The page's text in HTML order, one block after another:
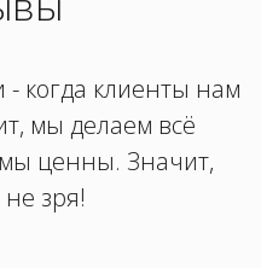
когда клиенты нам
мы делаем всё
ценны. Значит,
зря!